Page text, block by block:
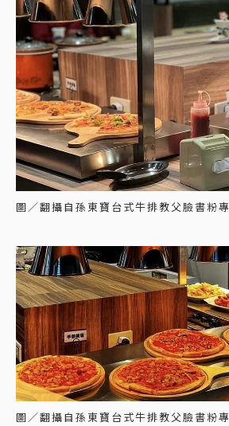
圖／翻攝自孫東寶台式牛排教父臉書粉專
圖／翻攝自孫東寶台式牛排教父臉書粉專